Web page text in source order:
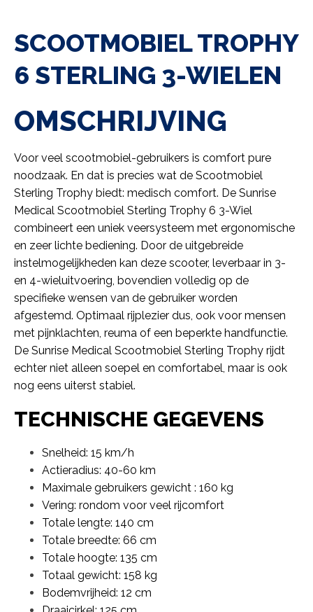
SCOOTMOBIEL TROPHY
6 STERLING 3-WIELEN
OMSCHRIJVING
Voor veel scootmobiel-gebruikers is comfort pure
noodzaak. En dat is precies wat de Scootmobiel
Sterling Trophy biedt: medisch comfort. De Sunrise
Medical Scootmobiel Sterling Trophy 6 3-Wiel
combineert een uniek veersysteem met ergonomische
en zeer lichte bediening. Door de uitgebreide
instelmogelijkheden kan deze scooter, leverbaar in 3-
en 4-wieluitvoering, bovendien volledig op de
specifieke wensen van de gebruiker worden
afgestemd. Optimaal rijplezier dus, ook voor mensen
met pijnklachten, reuma of een beperkte handfunctie.
De Sunrise Medical Scootmobiel Sterling Trophy rijdt
echter niet alleen soepel en comfortabel, maar is ook
nog eens uiterst stabiel.
TECHNISCHE GEGEVENS
Snelheid: 15 km/h
Actieradius: 40-60 km
Maximale gebruikers gewicht : 160 kg
Vering: rondom voor veel rijcomfort
Totale lengte: 140 cm
Totale breedte: 66 cm
Totale hoogte: 135 cm
Totaal gewicht: 158 kg
Bodemvrijheid: 12 cm